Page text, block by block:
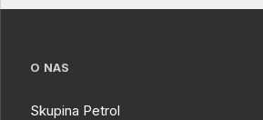
O NAS
Skupina Petrol